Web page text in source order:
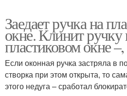
Заедает ручка на
окне. Клинит ручку
пластиковом окне –,
Если оконная ручка застряла в
створка при этом открыта, то
этого недуга – сработал